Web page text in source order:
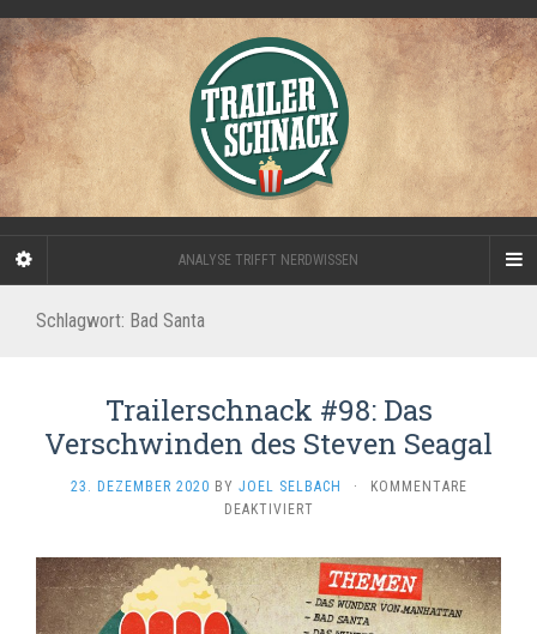
ANALYSE TRIFFT NERDWISSEN
Schlagwort: Bad Santa
Trailerschnack #98: Das
Verschwinden des Steven Seagal
23. DEZEMBER 2020 BY JOEL SELBACH ·
KOMMENTARE
DEAKTIVIERT
#98:
DAS
VERSCHWINDEN
DES